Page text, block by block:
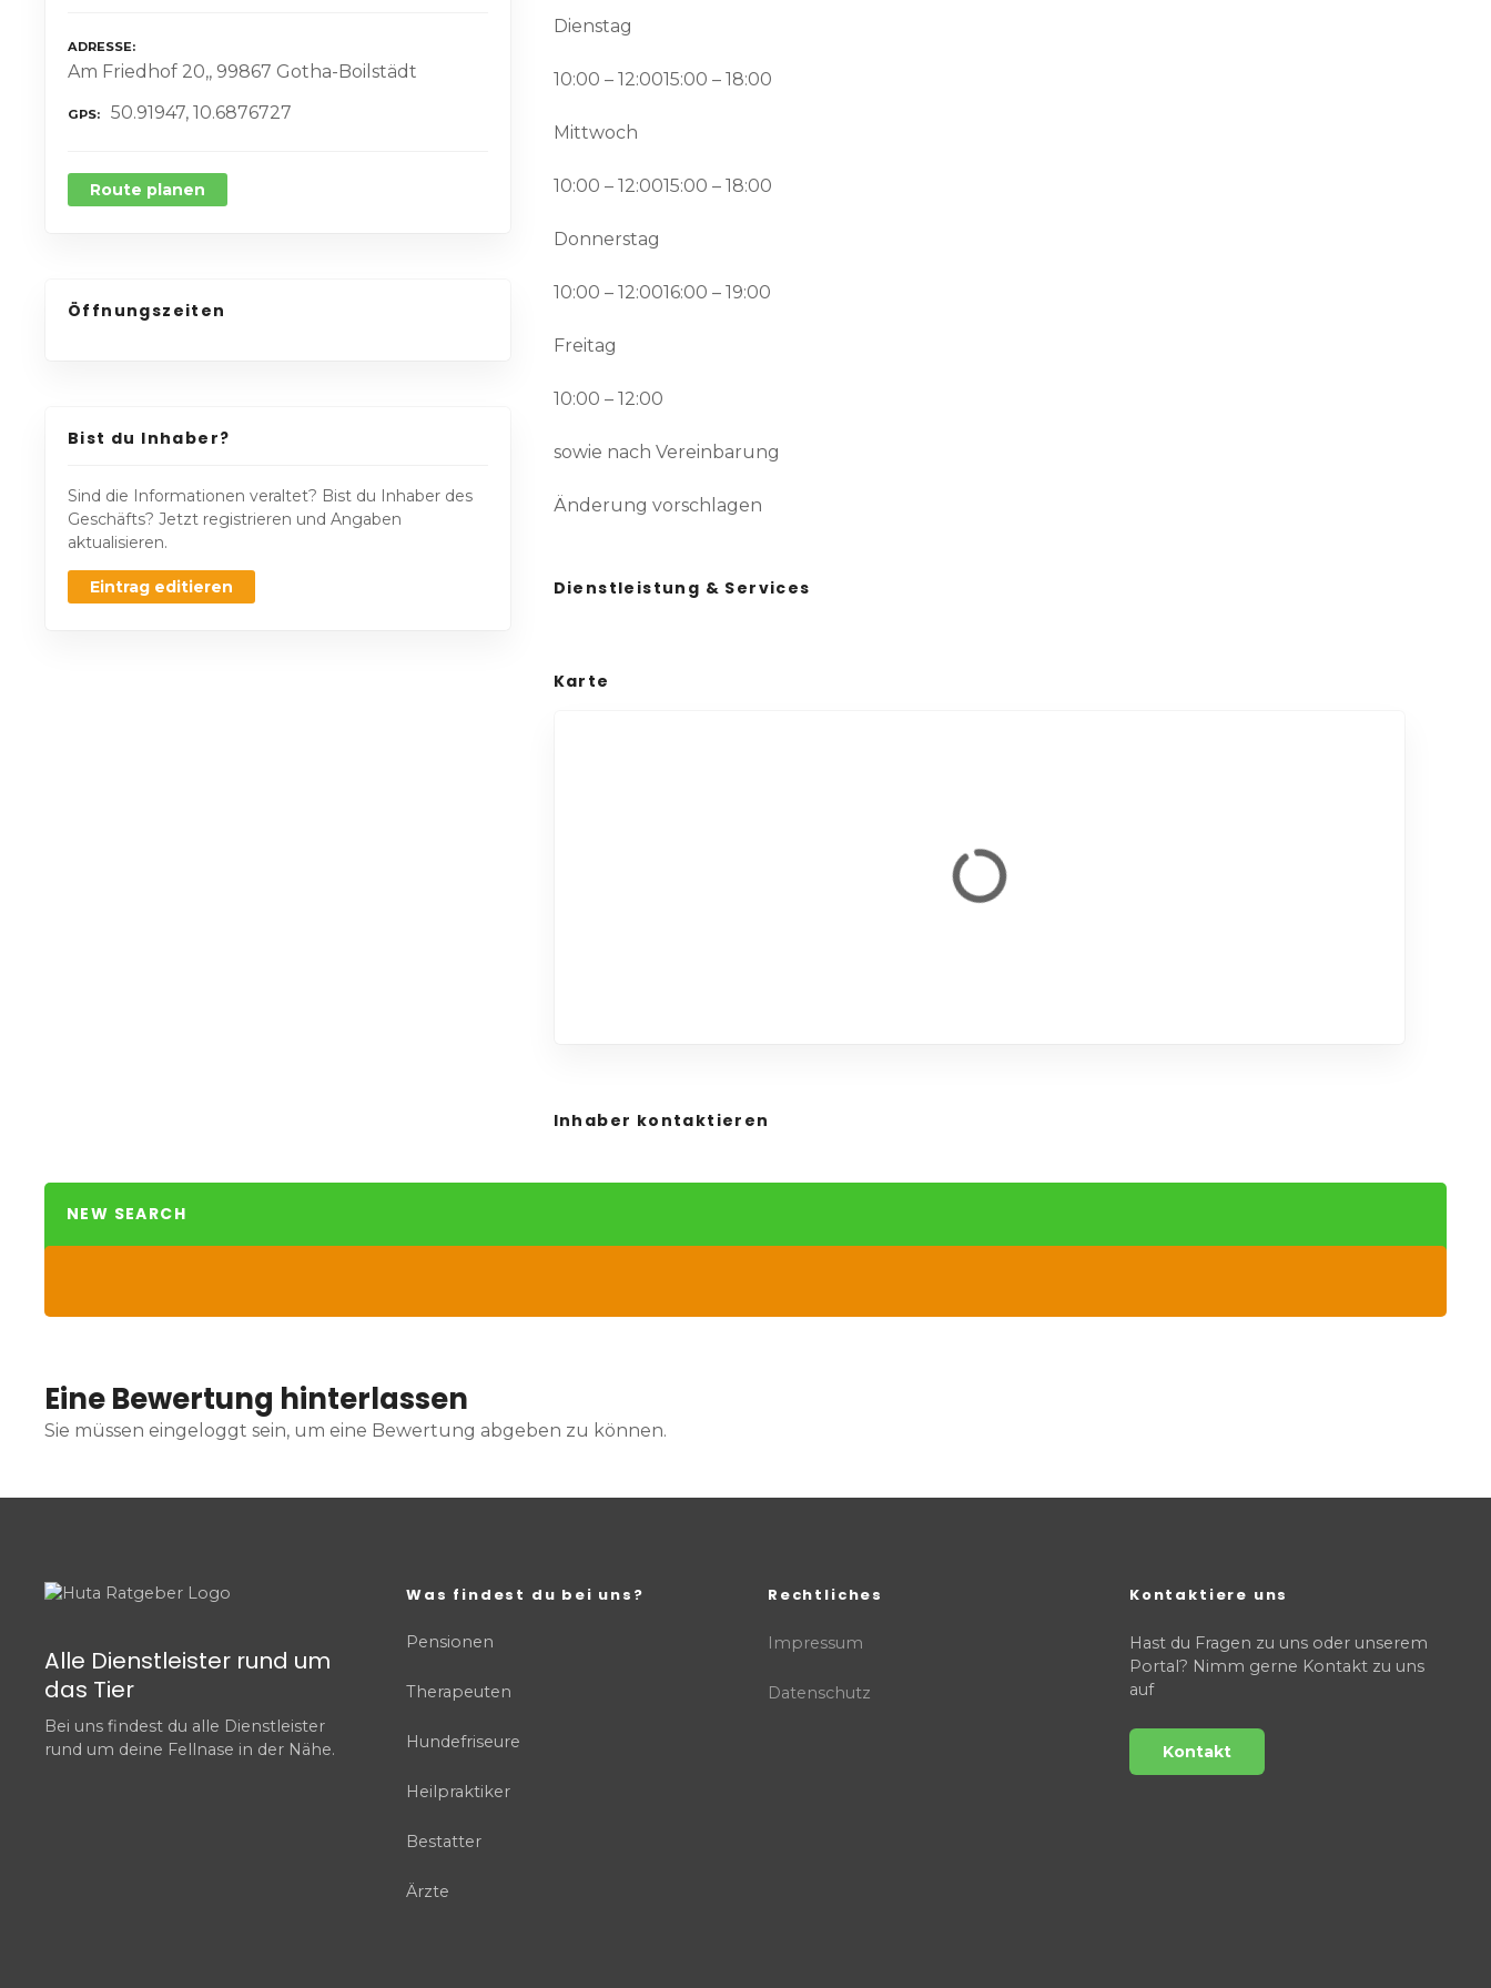
ADRESSE
Am Friedhof 20,, 99867 Gotha-Boilstädt
GPS 50.91947, 10.6876727
Route planen
Öffnungszeiten
Bist du Inhaber?
Sind die Informationen veraltet? Bist du Inhaber des
Geschäfts? Jetzt registrieren und Angaben
aktualisieren.
Eintrag editieren
Dienstag
10:00 – 12:0015:00 – 18:00
Mittwoch
10:00 – 12:0015:00 – 18:00
Donnerstag
10:00 – 12:0016:00 – 19:00
Freitag
10:00 – 12:00
sowie nach Vereinbarung
Änderung vorschlagen
Dienstleistung & Services
Karte
Inhaber kontaktieren
NEW SEARCH
Eine Bewertung hinterlassen
Sie müssen eingeloggt sein, um eine Bewertung abgeben zu können.
Alle Dienstleister rund um
das Tier
Bei uns findest du alle Dienstleister
rund um deine Fellnase in der Nähe.
Was findest du bei uns?
Pensionen
Therapeuten
Hundefriseure
Heilpraktiker
Bestatter
Ärzte
Rechtliches
Impressum
Datenschutz
Kontaktiere uns
Hast du Fragen zu uns oder unserem
Portal? Nimm gerne Kontakt zu uns
auf
Kontakt